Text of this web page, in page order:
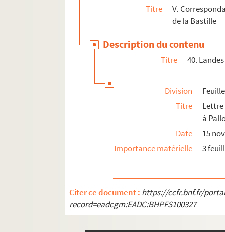
Titre
V.
de la Bastille
Description du contenu
Titre 40. Landes
Division
Titre
à
Date
15
Importance matérielle
3
Citer ce document : https://ccfr.bnf.fr/
record=eadcgm:EADC:BHPFS100327